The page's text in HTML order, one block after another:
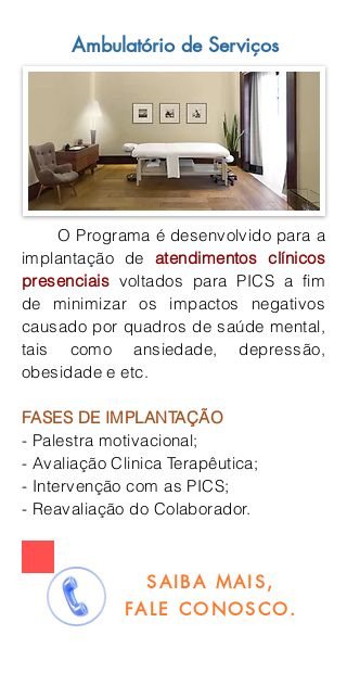
Ambulatório de Serviços
O Programa é desenvolvido para a
implantação de atendimentos clínicos
presenciaisvoltados para PICS a fim
de minimizar os impactos negativos
causado por quadros de saúde mental,
tais como ansiedade, depressão,
obesidade e etc.
FASES DE IMPLANTAÇÃO
- Palestra motivacional;
- Avaliação Clinica Terapêutica;
- Intervenção com as PICS;
- Reavaliação do Colaborador.
SAIBA MAIS,
FALE CONOSCO.